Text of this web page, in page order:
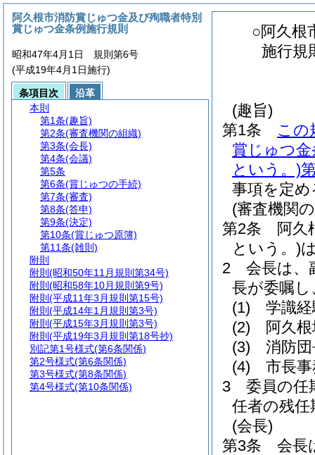
○阿久根
施行規
(趣旨)
第1条
この
賞じゅつ金
という。)
事項を定
(審査機関
第2条
阿久
という。)
2
会長は、
長が委嘱
(1)
学識
(2)
阿久
(3)
消防
(4)
市長
3
委員の任
任者の残
(会長)
第3条
会長
阿久根市消防賞じゅつ金及び殉職者特別
賞じゅつ金条例施行規則
昭和47年4月1日 規則第6号
(平成19年4月1日施行)
条項目次
沿革
本則
第1条(趣旨)
第2条(審査機関の組織)
第3条(会長)
第4条(会議)
第5条
第6条(賞じゅつの手続)
第7条(審査)
第8条(答申)
第9条(決定)
第10条(賞じゅつ原簿)
第11条(雑則)
附則
附則 (昭和50年11月規則第34号)
附則 (昭和58年10月規則第9号)
附則 (平成11年3月規則第15号)
附則 (平成14年1月規則第3号)
附則 (平成15年3月規則第3号)
附則 (平成19年3月規則第18号抄)
別記第1号様式(第6条関係)
第2号様式(第6条関係)
第3号様式(第8条関係)
第4号様式(第10条関係)